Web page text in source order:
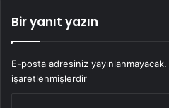
Bir yanıt yazın
E-posta adresiniz yayınlanmayacak.
işaretlenmişlerdir